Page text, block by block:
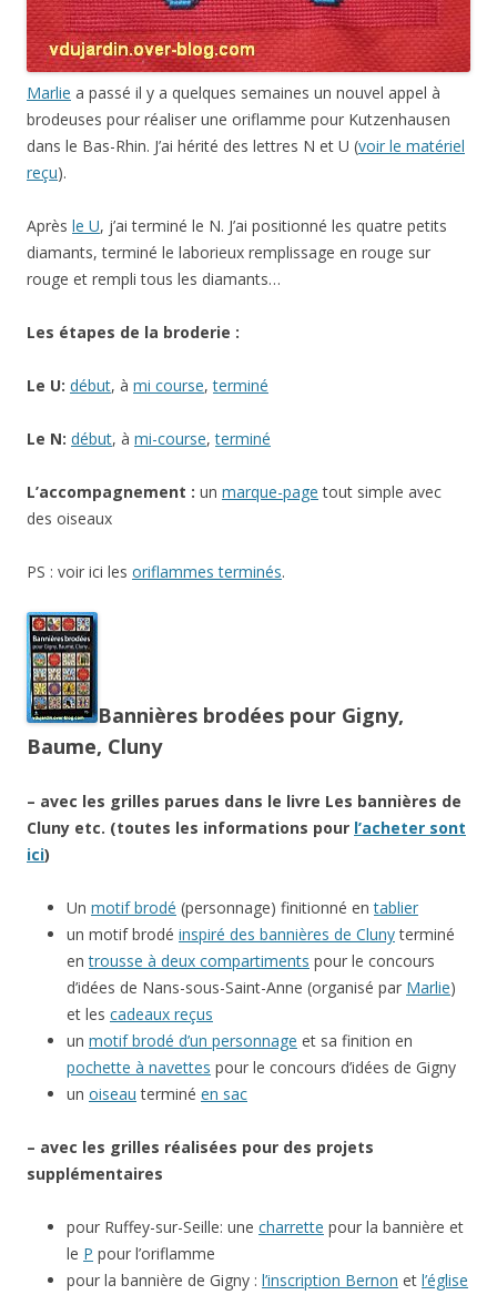
Marlie a passé il y a quelques semaines un nouvel appel à
brodeuses pour réaliser une oriflamme pour Kutzenhausen
dans le Bas-Rhin. J’ai hérité des lettres N et U (voir le matériel
reçu).
Après le U, j’ai terminé le N. J’ai positionné les quatre petits
diamants, terminé le laborieux remplissage en rouge sur
rouge et rempli tous les diamants…
Les étapes de la broderie :
Le U: début, à mi course,terminé
Le N: début, à mi-course,terminé
L’accompagnement : un marque-page tout simple avec
des oiseaux
PS : voir ici les oriflammes terminés.
Bannières brodées pour Gigny,
Baume, Cluny
– avec les grilles parues dans le livre Les bannières de
Cluny etc. (toutes les informations pour l’acheter sont
ici)
Un motif brodé (personnage) finitionné entablier
un motif brodé inspiré des bannières de Clunyterminé
entrousse à deux compartiments pour le concours
d’idées de Nans-sous-Saint-Anne (organisé par Marlie)
et les cadeaux reçus
un motif brodé d’un personnage et sa finition en
pochette à navettes pour le concours d’idées de Gigny
un oiseau terminé en sac
– avec les grilles réalisées pour des projets
supplémentaires
pour Ruffey-sur-Seille: une charrette pour la bannière et
le P pour l’oriflamme
pour la bannière de Gigny : l’inscription Bernon et l’église